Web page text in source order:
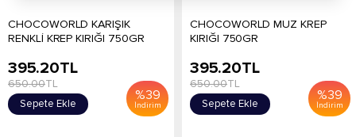
CHOCOWORLD KARIŞIK
RENKLİ KREP KIRIĞI 750GR
%39
İndirim
395.20TL
650.00TL
Sepete Ekle
CHOCOWORLD MUZ KREP
KIRIĞI 750GR
%39
İndirim
395.20TL
650.00TL
Sepete Ekle